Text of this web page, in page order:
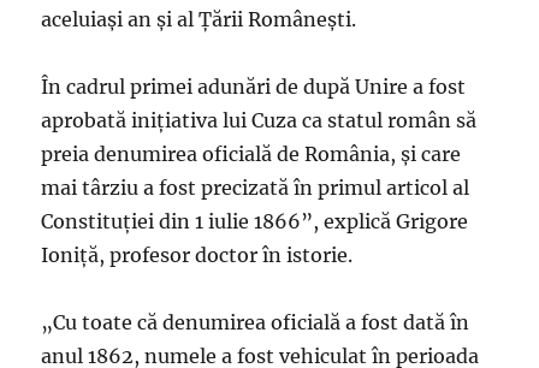
aceluiaşi an şi al Ţării Româneşti.
În cadrul primei adunări de după Unire a fost
aprobată iniţiativa lui Cuza ca statul român să
preia denumirea oficială de România, şi care
mai târziu a fost precizată în primul articol al
Constituţiei din 1 iulie 1866”, explică Grigore
Ioniţă, profesor doctor în istorie.
„Cu toate că denumirea oficială a fost dată în
anul 1862, numele a fost vehiculat în perioada